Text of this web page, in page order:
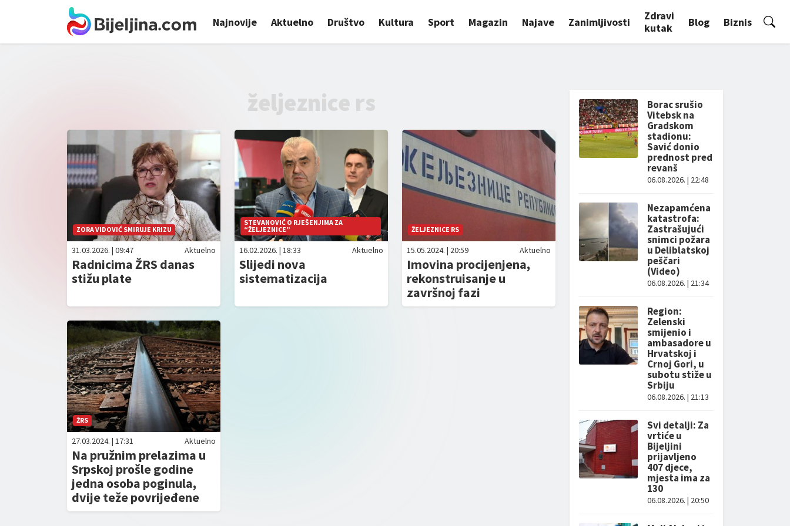
Najnovije Aktuelno Društvo Kultura Sport Magazin Najave Zanimljivosti
Zdravi
kutak
Blog Biznis
željeznice rs
ZORA VIDOVIĆ SMIRUJE KRIZU
31.03.2026. | 09:47 Aktuelno
Radnicima ŽRS danas
stižu plate
STEVANOVIĆ O RJEŠENJIMA ZA
“ŽELJEZNICE”
16.02.2026. | 18:33 Aktuelno
Slijedi nova
sistematizacija
ŽELJEZNICE RS
15.05.2024. | 20:59 Aktuelno
Imovina procijenjena,
rekonstruisanje u
završnoj fazi
ŽRS
27.03.2024. | 17:31 Aktuelno
Na pružnim prelazima u
Srpskoj prošle godine
jedna osoba poginula,
dvije teže povrijeđene
Borac srušio
Vitebsk na
Gradskom
stadionu:
Savić donio
prednost pred
revanš
06.08.2026. | 22:48
Nezapamćena
katastrofa:
Zastrašujući
snimci požara
u Deliblatskoj
peščari
(Video)
06.08.2026. | 21:34
Region:
Zelenski
smijenio i
ambasadore u
Hrvatskoj i
Crnoj Gori, u
subotu stiže u
Srbiju
06.08.2026. | 21:13
Svi detalji: Za
vrtiće u
Bijeljini
prijavljeno
407 djece,
mjesta ima za
130
06.08.2026. | 20:50